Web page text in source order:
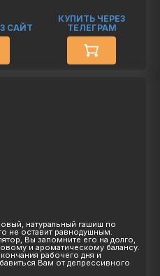
САЙТ
КУПИТЬ ЧЕРЕЗ
ТЕЛЕГРАМ
натуральный гaшиш по
не оставит равнодушным.
Вы запомните его на долго,
и ароматическому балансу.
рабочего дня и
Вам от депрессивного